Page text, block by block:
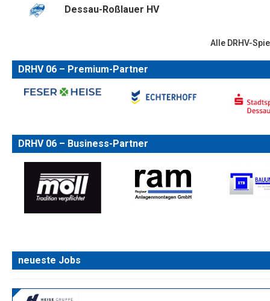
Dessau-Roßlauer HV
Alle DRHV-
DRHV 06 – Premium-Partner
DRHV 06 – Business-Partner
neueste Jobs